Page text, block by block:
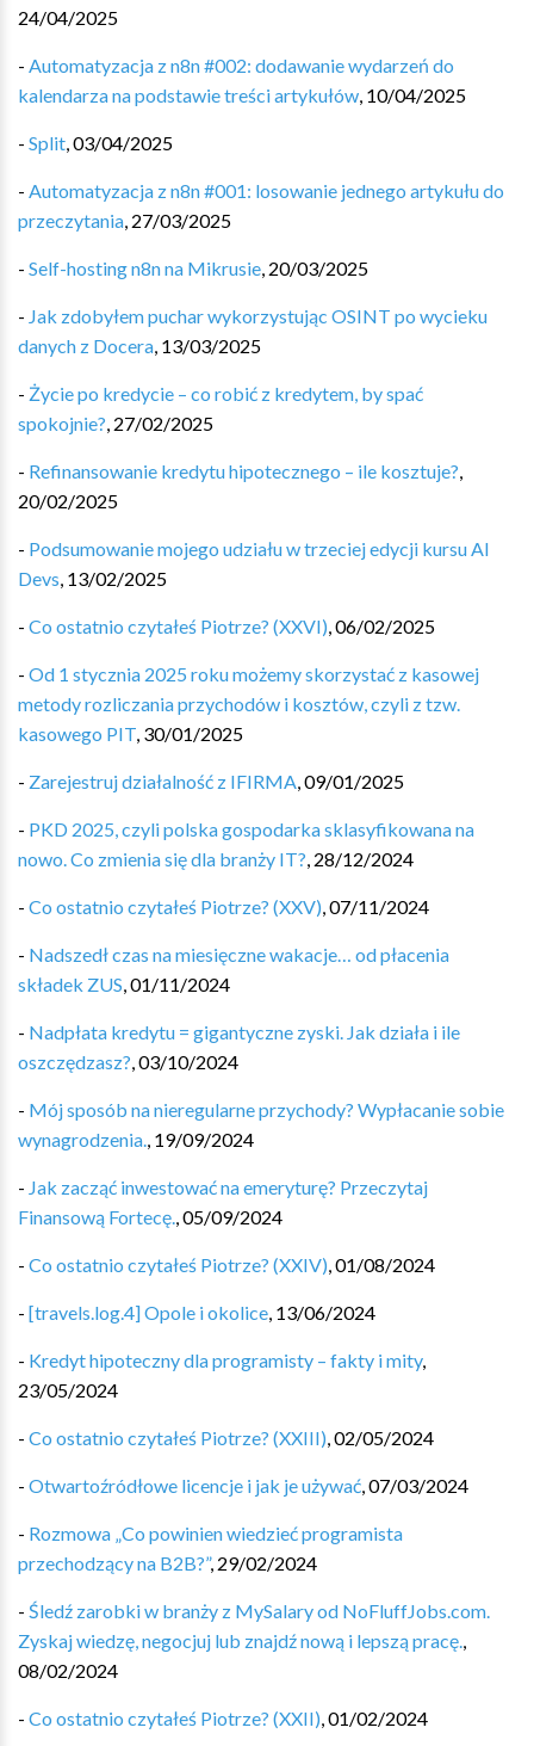
24/04/2025
- Automatyzacja z n8n #002: dodawanie wydarzeń do
kalendarza na podstawie treści artykułów, 10/04/2025
- Split,03/04/2025
- Automatyzacja z n8n #001: losowanie jednego artykułu do
przeczytania, 27/03/2025
- Self-hosting n8n na Mikrusie, 20/03/2025
- Jak zdobyłem puchar wykorzystując OSINT po wycieku
danych z Docera, 13/03/2025
- Życie po kredycie – co robić z kredytem, by spać
spokojnie?, 27/02/2025
- Refinansowanie kredytu hipotecznego – ile kosztuje?,
20/02/2025
- Podsumowanie mojego udziału w trzeciej edycji kursu AI
Devs, 13/02/2025
- Co ostatnio czytałeś Piotrze? (XXVI),06/02/2025
- Od 1 stycznia 2025 roku możemy skorzystać z kasowej
metody rozliczania przychodów i kosztów, czyli z tzw.
kasowego PIT, 30/01/2025
- Zarejestruj działalność z IFIRMA,09/01/2025
- PKD 2025, czyli polska gospodarka sklasyfikowana na
nowo. Co zmienia się dla branży IT?, 28/12/2024
- Co ostatnio czytałeś Piotrze? (XXV),07/11/2024
- Nadszedł czas na miesięczne wakacje… od płacenia
składek ZUS,01/11/2024
- Nadpłata kredytu = gigantyczne zyski. Jak działa i ile
oszczędzasz?,03/10/2024
- Mój sposób na nieregularne przychody? Wypłacanie sobie
wynagrodzenia., 19/09/2024
- Jak zacząć inwestować na emeryturę? Przeczytaj
Finansową Fortecę.,05/09/2024
- Co ostatnio czytałeś Piotrze? (XXIV),01/08/2024
- [travels.log.4] Opole i okolice, 13/06/2024
- Kredyt hipoteczny dla programisty – fakty i mity,
23/05/2024
- Co ostatnio czytałeś Piotrze? (XXIII),02/05/2024
- Otwartoźródłowe licencje i jak je używać,07/03/2024
- Rozmowa „Co powinien wiedzieć programista
przechodzący na B2B?”, 29/02/2024
- Śledź zarobki w branży z MySalary od NoFluffJobs.com.
Zyskaj wiedzę, negocjuj lub znajdź nową i lepszą pracę.,
08/02/2024
- Co ostatnio czytałeś Piotrze? (XXII),01/02/2024